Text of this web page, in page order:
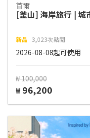
首爾
[釜山] 海岸旅行 | 城
新品 3,023次點閱
2026-08-08起可使用
₩ 100,000
₩ 96,200